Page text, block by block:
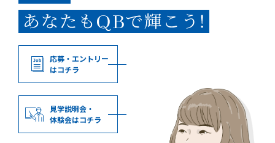
応募・エントリー
はコチラ
見学説明会・
体験会はコチラ